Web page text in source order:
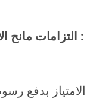
: التزامات مانح
بدفع